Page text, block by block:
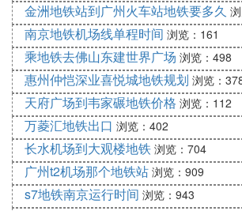
⑻ 武汉地铁7号线站点有哪些
武汉轨道交通7号线一期站点起于东
墩，沿建设大道、澳门版路，从三
后折向武昌火车站，沿恒安路、李
湖。
设停车场、车辆段各1处。7号线一期
m，全为地下线，共设车站19座。穿
湖区、江汉区、硚口区、江岸区、武
金洲地铁站到广州火车站地铁要多久
南京地铁机场线单程时间 浏览：161
乘地铁去佛山东建世界广场 浏览：498
惠州仲恺深业喜悦城地铁规划 浏览：
天府广场到韦家碾地铁价格 浏览：112
万菱汇地铁出口 浏览：402
长水机场到大观楼地铁 浏览：704
广州t2机场那个地铁站 浏览：909
s7地铁南京运行时间 浏览：943